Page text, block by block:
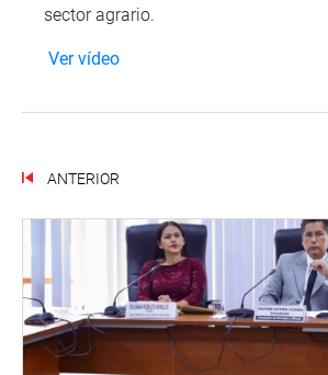
sector agrario.
Ver vídeo
ANTERIOR